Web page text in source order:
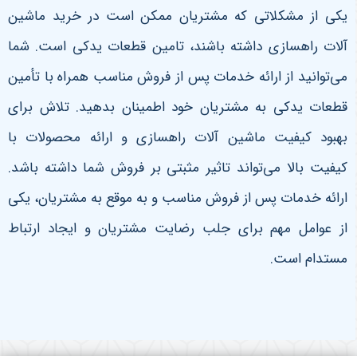
یکی از مشکلاتی که مشتریان ممکن است در خرید ماشین
‌آلات راهسازی داشته باشند، تامین قطعات یدکی است. شما
می‌توانید از ارائه خدمات پس از فروش مناسب همراه با تأمین
قطعات یدکی به مشتریان خود اطمینان بدهید. تلاش برای
بهبود کیفیت ماشین آلات راهسازی و ارائه محصولات با
کیفیت بالا می‌تواند تاثیر مثبتی بر فروش شما داشته باشد.
ارائه خدمات پس از فروش مناسب و به موقع به مشتریان، یکی
از عوامل مهم برای جلب رضایت مشتریان و ایجاد ارتباط
مستدام است.